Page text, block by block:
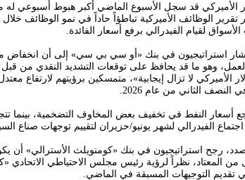
الأميركي قد سجل الأسبوع الماضي أكبر هبوط أسبوعي له
تقرير الوظائف الأميركية تباطؤاً حاداً في نمو الوظائف
لقيام الفيدرالي برفع أسعار الفائدة.
استراتيجيون في بنك «أو سي بي سي» إلى أن انخفاض
وهو ما قد يحافظ على توقعات التشديد النقدي من قبل
النصف الثاني من عام 2026.
أسعار النفط في تخفيف بعض المخاوف التضخمية، بينما
الفيدرالي لشهر يونيو/حزيران لتقييم توجهات صناع
رجح استراتيجيون في بنك «كومنويلث الأسترالي» أن
من المعتاد، نظراً لرؤية رئيس مجلس الاحتياطي الاتحادي
تقديم التوجيهات المسبقة في الماضي.